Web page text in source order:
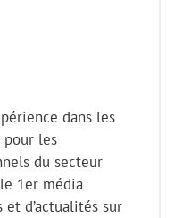
dans les
pour les
du secteur
1er média
et d’actualités sur